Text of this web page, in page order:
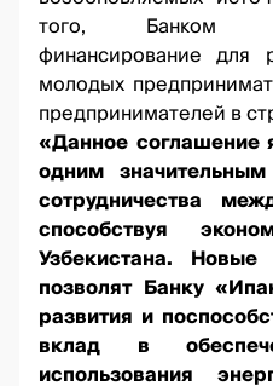
того, Банком
финансирование для
молодых
предпринимателей в
«Данное соглашение
одним
сотрудничества
способствуя
Узбекистана.
позволят Банку
развития и
вклад в
использования